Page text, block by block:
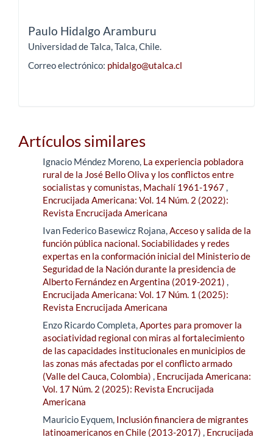
Paulo Hidalgo Aramburu
Universidad de Talca, Talca, Chile.
Correo electrónico: phidalgo@utalca.cl
Artículos similares
Ignacio Méndez Moreno, La experiencia pobladora
rural de la José Bello Oliva y los conflictos entre
socialistas y comunistas, Machalí 1961-1967,
Encrucijada Americana: Vol. 14 Núm. 2 (2022):
Revista Encrucijada Americana
Ivan Federico Basewicz Rojana,Acceso y salida de la
función pública nacional. Sociabilidades y redes
expertas en la conformación inicial del Ministerio de
Seguridad de la Nación durante la presidencia de
Alberto Fernández en Argentina (2019-2021) ,
Encrucijada Americana: Vol. 17 Núm. 1 (2025):
Revista Encrucijada Americana
Enzo Ricardo Completa,Aportes para promover la
asociatividad regional con miras al fortalecimiento
de las capacidades institucionales en municipios de
las zonas más afectadas por el conflicto armado
(Valle del Cauca, Colombia) , Encrucijada Americana:
Vol. 17 Núm. 2 (2025): Revista Encrucijada
Americana
Mauricio Eyquem, Inclusión financiera de migrantes
latinoamericanos en Chile (2013-2017) , Encrucijada